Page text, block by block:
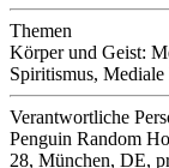
Themen
Körper und Geist:
Spiritismus,
Verantwortliche
Penguin Random
28, München, DE,